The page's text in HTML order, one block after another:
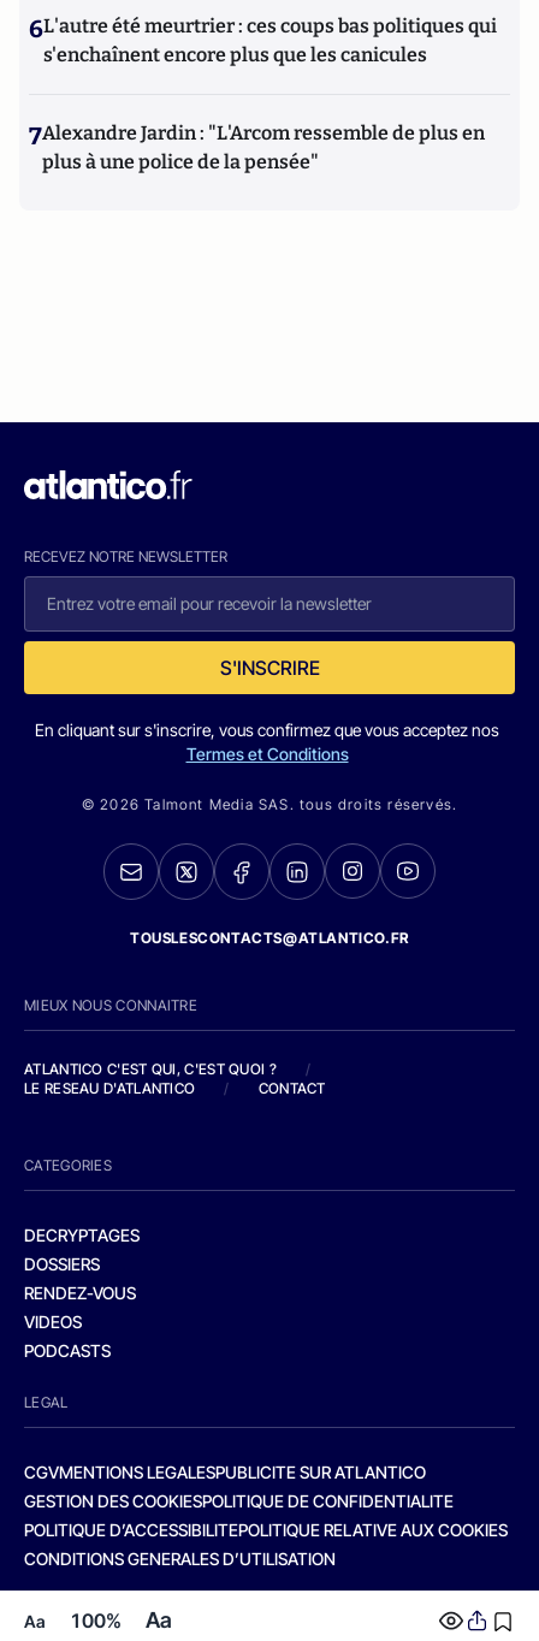
Aa 100% Aa
6L'autre été meurtrier : ces coups bas politiques qui
s'enchaînent encore plus que les canicules
7Alexandre Jardin : "L'Arcom ressemble de plus en
plus à une police de la pensée"
RECEVEZ NOTRE NEWSLETTER
S'INSCRIRE
En cliquant sur s'inscrire, vous confirmez que vous acceptez nos
Termes et Conditions
© 2026 Talmont Media SAS. tous droits réservés.
TOUSLESCONTACTS@ATLANTICO.FR
MIEUX NOUS CONNAITRE
ATLANTICO C'EST QUI, C'EST QUOI ?
/
LE RESEAU D'ATLANTICO
/ CONTACT
CATEGORIES
DECRYPTAGES
DOSSIERS
RENDEZ-VOUS
VIDEOS
PODCASTS
LEGAL
CGVMENTIONS LEGALESPUBLICITE SUR ATLANTICO
GESTION DES COOKIESPOLITIQUE DE CONFIDENTIALITE
POLITIQUE D’ACCESSIBILITEPOLITIQUE RELATIVE AUX COOKIES
CONDITIONS GENERALES D’UTILISATION